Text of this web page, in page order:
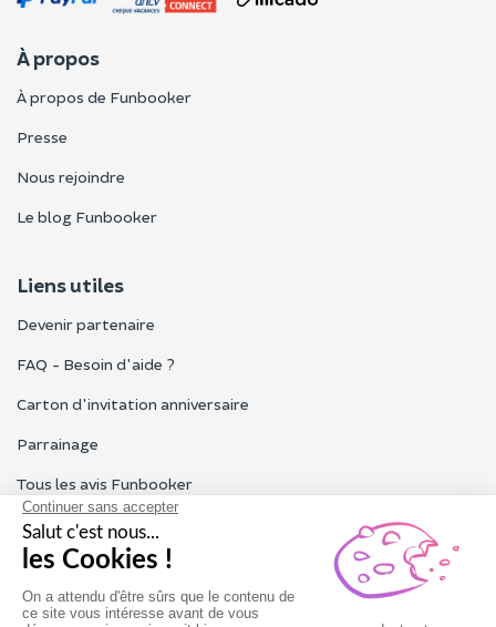
À propos
À propos de Funbooker
Presse
Nous rejoindre
Le blog Funbooker
Liens utiles
Devenir partenaire
FAQ - Besoin d'aide ?
Carton d'invitation anniversaire
Parrainage
Tous les avis Funbooker
Particuliers, entreprises, professionnels
Notre service client est ouvert du lundi au vendredi de 9h à 18h